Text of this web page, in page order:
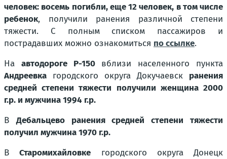
человек: восемь погибли, еще 12 человек, в том числе
ребенок, получили ранения различной степени
тяжести. С полным списком пассажиров и
пострадавших можно ознакомиться по ссылке.
На автодороге Р-150вблизи населенного пункта
Андреевка городского округа Докучаевск ранения
средней степени тяжести получили женщина 2000
г.р. и мужчина 1994 г.р.
ВДебальцево ранения средней степени тяжести
получил мужчина 1970 г.р.
ВСтаромихайловке городского округа Донецк